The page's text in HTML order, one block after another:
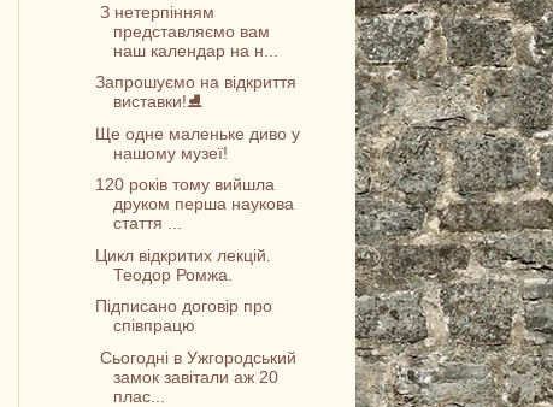
З нетерпінням
представляємо вам
наш календар на н...
Запрошуємо на відкриття
виставки!⛸️
Ще одне маленьке диво у
нашому музеї!
120 років тому вийшла
друком перша наукова
стаття ...
Цикл відкритих лекцій.
Теодор Ромжа.
Підписано договір про
співпрацю
Сьогодні в Ужгородський
замок завітали аж 20
плас...